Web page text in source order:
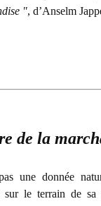
", d’Anselm
de la
une donnée
sur le terrain de